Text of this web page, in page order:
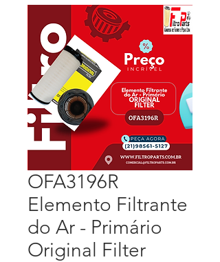
OFA3196R
Elemento Filtrante
do Ar - Primário
Original Filter